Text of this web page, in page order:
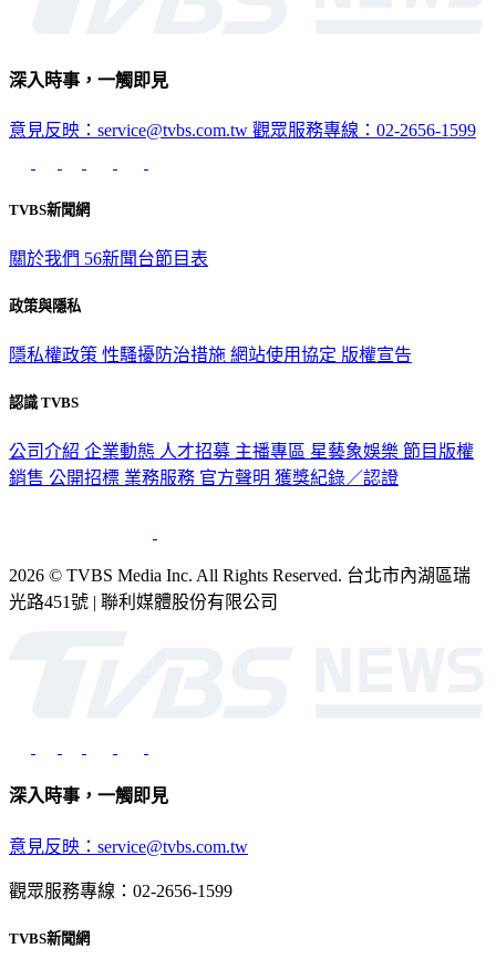
深入時事，一觸即見
意見反映：service@tvbs.com.tw 觀眾服務專線：02-2656-1599
TVBS新聞網
關於我們 56新聞台節目表
政策與隱私
隱私權政策 性騷擾防治措施 網站使用協定 版權宣告
認識 TVBS
公司介紹 企業動態 人才招募 主播專區 星藝象娛樂 節目版權
銷售 公開招標 業務服務 官方聲明 獲獎紀錄／認證
2026 © TVBS Media Inc. All Rights Reserved. 台北市內湖區瑞
光路451號 | 聯利媒體股份有限公司
深入時事，一觸即見
意見反映：service@tvbs.com.tw
觀眾服務專線：02-2656-1599
TVBS新聞網